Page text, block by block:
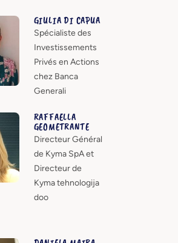
GIULIA DI CAPUA
Spécialiste des
Investissements
Privés en Actions
chez Banca
Generali
RAFFAELLA
GEOMETRANTE
Directeur Général
de Kyma SpA et
Directeur de
Kyma tehnologija
doo